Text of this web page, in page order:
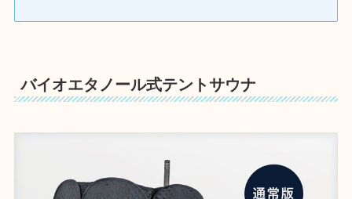
バイオエタノール式テントサウナ